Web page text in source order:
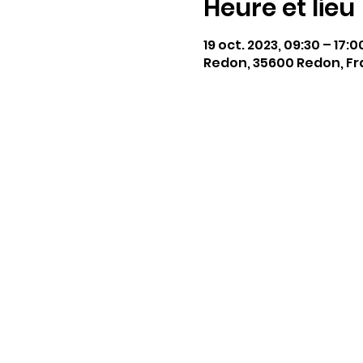
Heure et lieu
19 oct. 2023, 09:30 –
Redon, 35600 Redon,